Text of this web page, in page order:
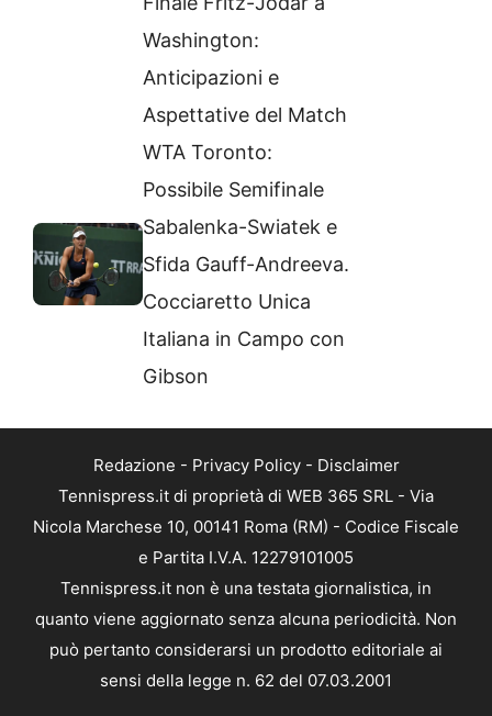
Washington:
Anticipazioni e
Aspettative del Match
WTA Toronto:
Possibile Semifinale
Sabalenka-Swiatek e
Sfida Gauff-Andreeva.
Cocciaretto Unica
Italiana in Campo con
Gibson
Redazione - Privacy Policy- Disclaimer
Tennispress.it di proprietà di WEB 365 SRL - Via
Nicola Marchese 10, 00141 Roma (RM) - Codice Fiscale
e Partita I.V.A. 12279101005
Tennispress.it non è una testata giornalistica, in
quanto viene aggiornato senza alcuna periodicità. Non
può pertanto considerarsi un prodotto editoriale ai
sensi della legge n. 62 del 07.03.2001